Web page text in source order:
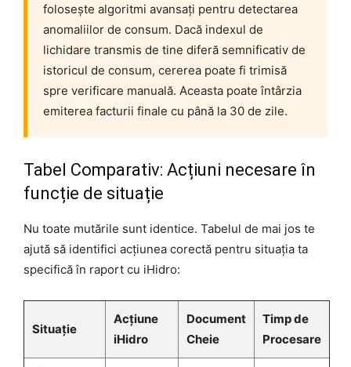
folosește algoritmi avansați pentru detectarea
anomaliilor de consum. Dacă indexul de
lichidare transmis de tine diferă semnificativ de
istoricul de consum, cererea poate fi trimisă
spre verificare manuală. Aceasta poate întârzia
emiterea facturii finale cu până la 30 de zile.
Tabel Comparativ: Acțiuni necesare în
funcție de situație
Nu toate mutările sunt identice. Tabelul de mai jos te
ajută să identifici acțiunea corectă pentru situația ta
specifică în raport cu iHidro:
Situație
Acțiune
iHidro
Document
Cheie
Timp de
Procesare